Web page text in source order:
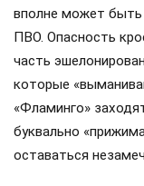
вполне может
ПВО. Опасность
часть
которые
«Фламинго»
буквально
оставаться